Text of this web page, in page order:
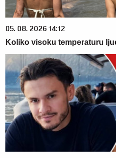
05. 08. 2026 14:12
Koliko visoku temperaturu